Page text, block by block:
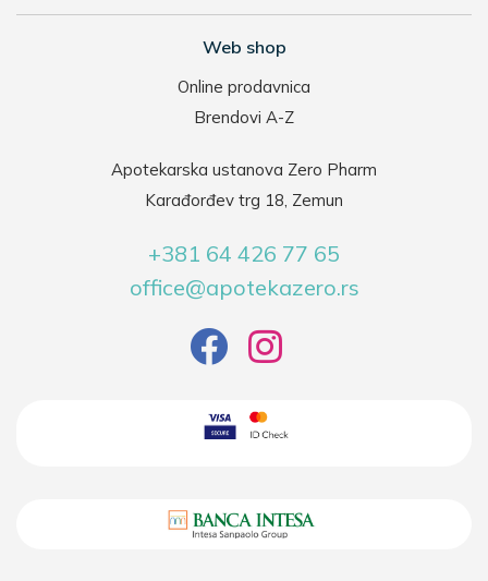
Web shop
Online prodavnica
Brendovi A-Z
Apotekarska ustanova Zero Pharm
Karađorđev trg 18, Zemun
+381 64 426 77 65
office@apotekazero.rs